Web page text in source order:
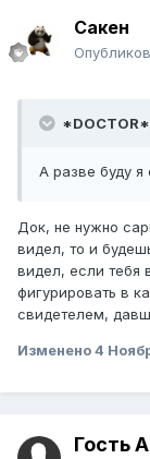
Сакен
А разве буду я
Док, не нужно
видел, то и
видел, если тебя
фигурировать в
свидетелем,
Изменено4
Гость